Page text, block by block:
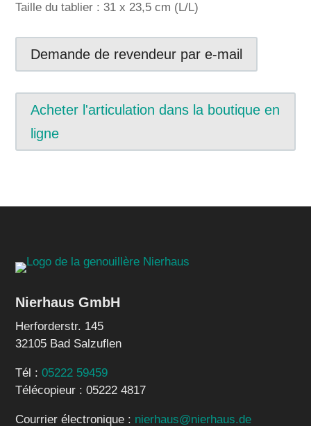
Taille du tablier : 31 x 23,5 cm (L/L)
Demande de revendeur par e-mail
Acheter l'articulation dans la boutique en
ligne
Nierhaus GmbH
Herforderstr. 145
32105 Bad Salzuflen
Tél :05222 59459
Télécopieur : 05222 4817
Courrier électronique : nierhaus@nierhaus.de